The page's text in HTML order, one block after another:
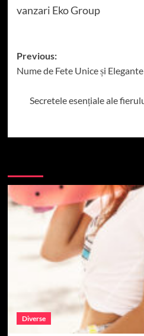
vanzari Eko Group
Post
navigation
Previous:
Nume de Fete Unice și
Secretele esențiale ale
Diverse